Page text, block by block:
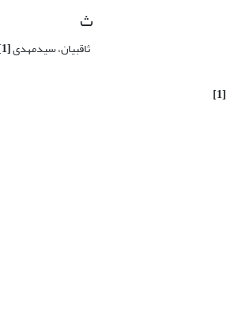
[1]
ث
ثاقبیان، سیدمهدی[1]